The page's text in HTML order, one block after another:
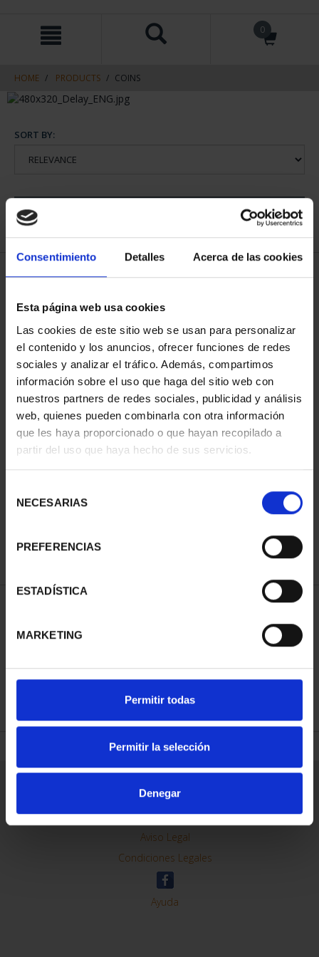
Consentimiento Detalles Acerca de las cookies
Esta página web usa cookies
Las cookies de este sitio web se usan para personalizar
el contenido y los anuncios, ofrecer funciones de redes
sociales y analizar el tráfico. Además, compartimos
información sobre el uso que haga del sitio web con
nuestros partners de redes sociales, publicidad y análisis
web, quienes pueden combinarla con otra información
que les haya proporcionado o que hayan recopilado a
partir del uso que haya hecho de sus servicios.
NECESARIAS
PREFERENCIAS
ESTADÍSTICA
MARKETING
Permitir todas
Permitir la selección
Denegar
navigation
0
HOME PRODUCTS COINS
SORT BY:
1 Products found
€73.00
REFINE
Contacto
Preguntas Frequentes (FAQs)
Aviso Legal
Condiciones Legales
Ayuda